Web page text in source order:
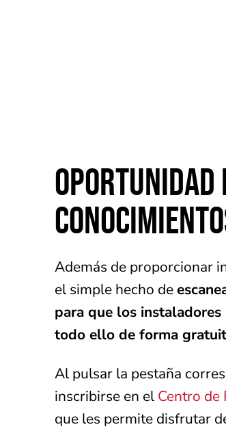
Además de proporcionar
el simple hecho de
para que los instaladores
todo ello de forma
Al pulsar la pestaña
inscribirse en el Centro de
que les permite disfrutar